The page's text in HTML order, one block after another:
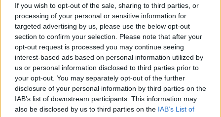
If you wish to opt-out of the sale, sharing to third parties, or
processing of your personal or sensitive information for
targeted advertising by us, please use the below opt-out
section to confirm your selection. Please note that after your
opt-out request is processed you may continue seeing
interest-based ads based on personal information utilized by
us or personal information disclosed to third parties prior to
your opt-out. You may separately opt-out of the further
disclosure of your personal information by third parties on the
IAB’s list of downstream participants. This information may
also be disclosed by us to third parties on the IAB’s List of
zenekarral aratott egyre nagyobb sikereket. Az első
áttörést 2012-ben aFeneked a gyengémcímű dal
jelentette, „mert a Petőfi Rádió elkezdte rotációban
játszani. Sokan azt hitték, együtt kocsmázok a
szerkesztőkkel, pedig nem: csak otthagytam egy CD-t
a portán, és valakinek megtetszett. A VIVA TV-n is jött
egy fordulat, talán épp azAngard dal, hogy nyitottak
az underground zenék felé, és a Hősöktől a Halott
Pénzig rengeteg hiphopelőadót kezdtek játszani.
2010 és 2013 között ezzel párhuzamosan lezajlott